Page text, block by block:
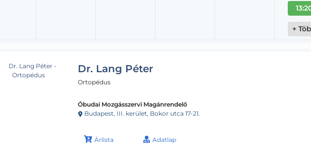
+
Dr. Lang Péter
Ortopédus
Óbudai Mozgásszervi Magánrendelő
Budapest, III. kerület, Bokor utca 17-21.
Árlista Adatlap